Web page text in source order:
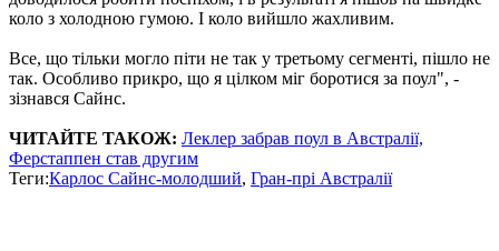
коло з холодною гумою. І коло вийшло жахливим.
Все, що тільки могло піти не так у третьому сегменті, пішло не
так. Особливо прикро, що я цілком міг боротися за поул", -
зізнався Сайнс.
ЧИТАЙТЕ ТАКОЖ: Леклер забрав поул в Австралії,
Ферстаппен став другим
Теги:Карлос Сайнс-молодший, Гран-прі Австралії